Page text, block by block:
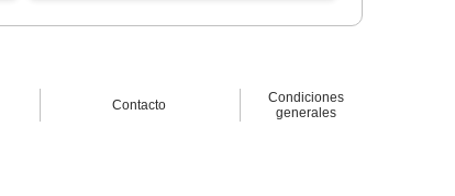
Contacto
Condiciones
generales